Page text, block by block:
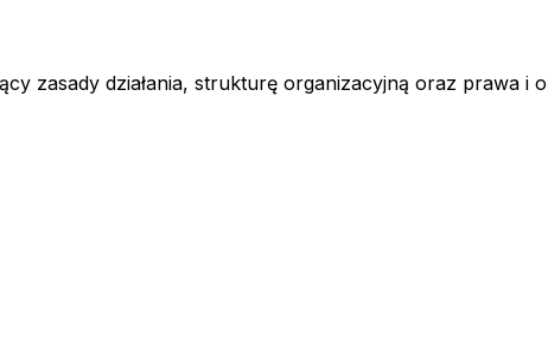
zasady działania, strukturę organizacyjną oraz prawa i